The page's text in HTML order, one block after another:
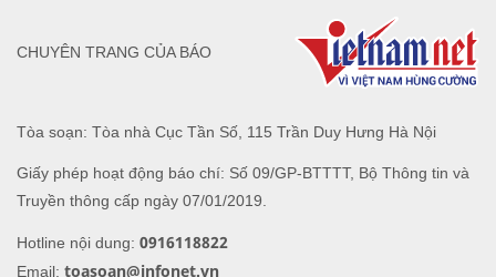
Tòa soạn: Tòa nhà Cục Tần Số, 115 Trần Duy Hưng Hà Nội
Giấy phép hoạt động báo chí: Số 09/GP-BTTTT, Bộ Thông tin và
Truyền thông cấp ngày 07/01/2019.
Hotline nội dung: 0916118822
Email: toasoan@infonet.vn
CHUYÊN TRANG CỦA BÁO